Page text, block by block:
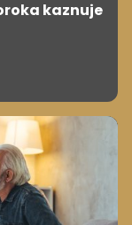
kaznuje